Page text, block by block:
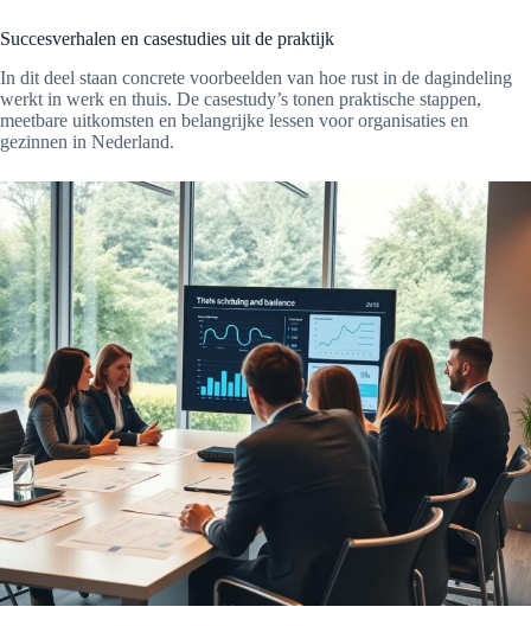
Succesverhalen en casestudies uit de praktijk
In dit deel staan concrete voorbeelden van hoe rust in de dagindeling
werkt in werk en thuis. De casestudy’s tonen praktische stappen,
meetbare uitkomsten en belangrijke lessen voor organisaties en
gezinnen in Nederland.